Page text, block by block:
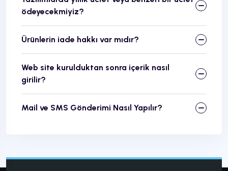
Anahtar kelime ve sitenin ana meta kelimelerini
admin tarafından belirlenmesi
Sınırsız sayıda hizmet, ürün ve ürün kategorisi
belirleme ve ekleme özelliklerini ve çok daha
fazlasını web sitenizde bulabilirsiniz.
ödeyecekmiyiz?
Ürünlerin iade hakkı var mıdır?
Web site kurulduktan sonra içerik nasıl
girilir?
Mail ve SMS Gönderimi Nasıl Yapılır?